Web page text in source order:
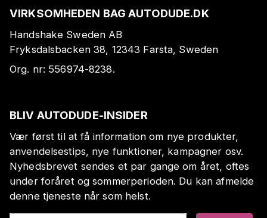
VIRKSOMHEDEN BAG AUTODUDE.DK
Handshake Sweden AB
Fryksdalsbacken 38, 12343 Farsta, Sweden
Org. nr: 556974-8238.
BLIV AUTODUDE-INSIDER
Vær først til at få information om nye produkter,
anvendelsestips, nye funktioner, kampagner osv.
Nyhedsbrevet sendes et par gange om året, oftes
under foråret og sommerperioden. Du kan afmelde
denne tjeneste når som helst.